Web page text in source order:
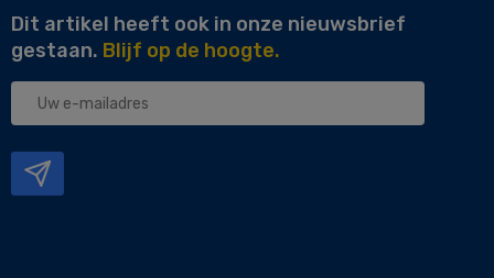
Dit artikel heeft ook in onze nieuwsbrief
gestaan. Blijf op de hoogte.
Uw